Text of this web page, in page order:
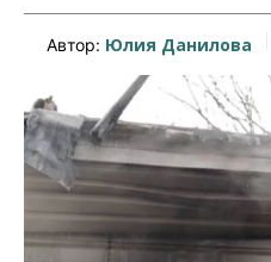
Автор: Юлия Данилова